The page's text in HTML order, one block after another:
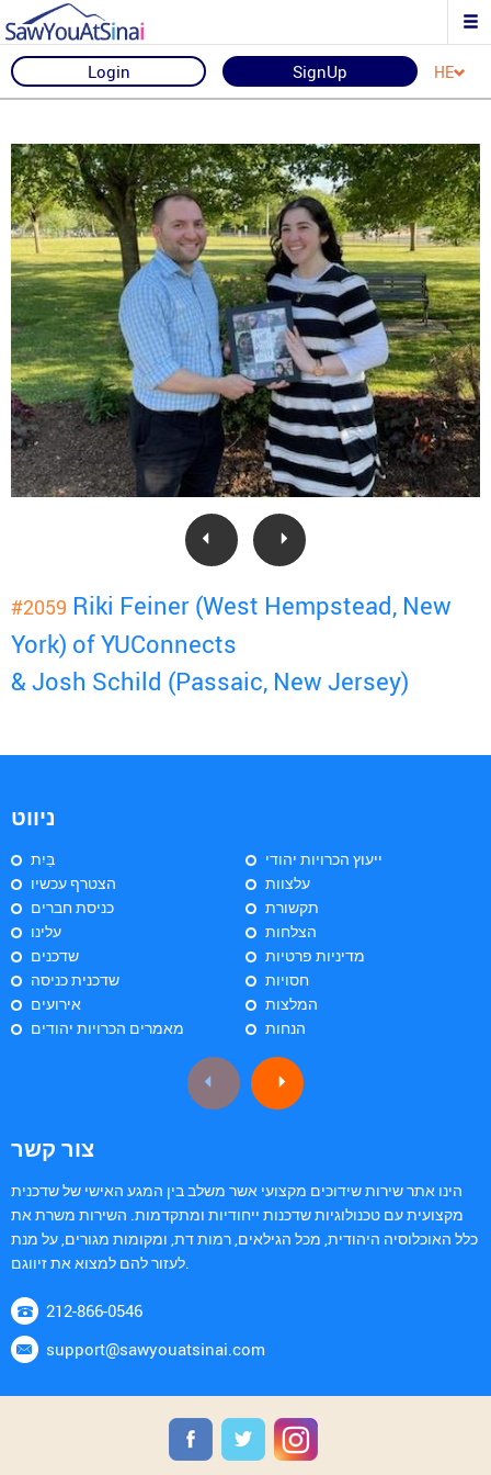
Login SignUp HE
#2059 Riki Feiner (West Hempstead, New
York) of YUConnects
& Josh Schild (Passaic, New Jersey)
ניווט
בַּיִת
הצטרף עכשיו
כניסת חברים
עלינו
שדכנים
שדכנית כניסה
אירועים
מאמרים הכרויות יהודים
ייעוץ הכרויות יהודי
עלצוות
תקשורת
הצלחות
מדיניות פרטיות
חסויות
המלצות
הנחות
צור קשר
הינו אתר שירות שידוכים מקצועי אשר משלב בין המגע האישי של שדכנית
מקצועית עם טכנולוגיות שדכנות ייחודיות ומתקדמות. השירות משרת את
כלל האוכלוסיה היהודית, מכל הגילאים, רמות דת, ומקומות מגורים, על מנת
לעזור להם למצוא את זיווגם.
212-866-0546
support@sawyouatsinai.com